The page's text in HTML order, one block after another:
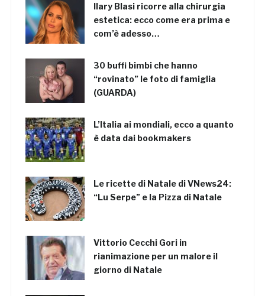
Ilary Blasi ricorre alla chirurgia
estetica: ecco come era prima e
com’è adesso…
30 buffi bimbi che hanno
“rovinato” le foto di famiglia
(GUARDA)
L’Italia ai mondiali, ecco a quanto
è data dai bookmakers
Le ricette di Natale di VNews24:
“Lu Serpe” e la Pizza di Natale
Vittorio Cecchi Gori in
rianimazione per un malore il
giorno di Natale